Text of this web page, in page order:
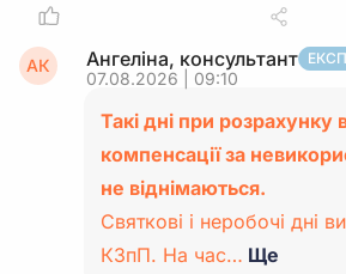
АК Ангеліна, консультант
07.08.2026 | 09:10
Такі дні при розрахунку
компенсації за
не віднімаються.
Святкові і неробочі дні
КЗпП. На час… Ще